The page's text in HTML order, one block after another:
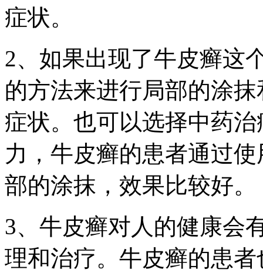
症状。
2、如果出现了牛皮癣这
的方法来进行局部的涂
症状。也可以选择中药
力，牛皮癣的患者通过
部的涂抹，效果比较好。
3、牛皮癣对人的健康会
理和治疗。牛皮癣的患